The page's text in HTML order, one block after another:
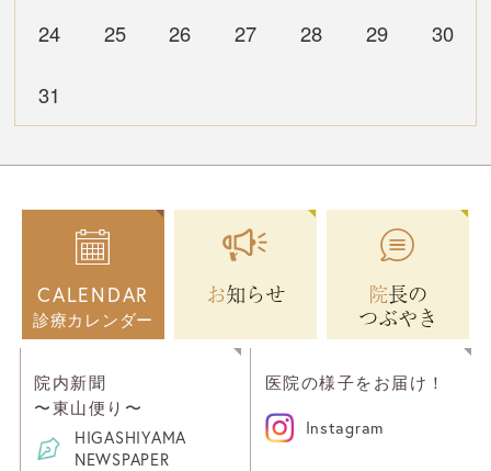
24 25 26 27 28 29 30
31
CALENDAR
診療カレンダー
お知らせ
院長の
つぶやき
院内新聞
〜東山便り〜
HIGASHIYAMA
NEWSPAPER
医院の様子をお届け！
Instagram